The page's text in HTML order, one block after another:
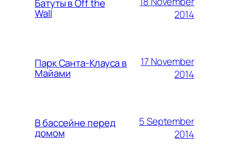
Батуты в Off the
Wall
2014
Парк Санта-Клауса в
Майами
17 November
2014
В бассейне перед
домом
5 September
2014